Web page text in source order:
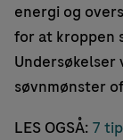
energi og
for at kroppen
Undersøkelser
søvnmønster
LES OGSÅ: 7